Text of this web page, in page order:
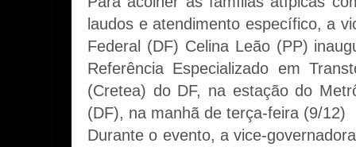
laudos e atendimento específico, a
Federal (DF) Celina Leão (PP)
Referência Especializado em
(Cretea) do DF, na estação do
(DF), na manhã de terça-feira (9/12)
Durante o evento, a vice-